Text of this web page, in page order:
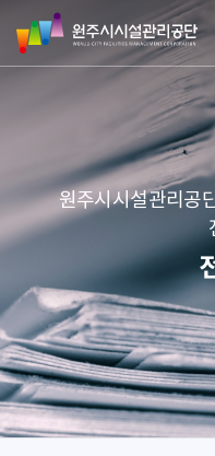
네
본
메
원
주
시
리
공
단
원주시시설관리공